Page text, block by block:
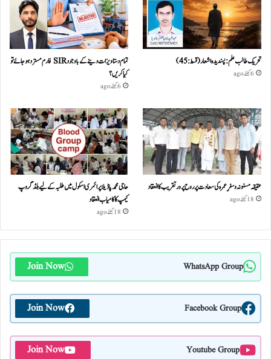
تحریک طالب علم: پسندیدہ اشعار (قسط:45)
6 گھنٹے ago
تمام دستاویزات دینے کے باوجود SIR فارم مسترد ہو جائے تو
کیا کریں؟
6 گھنٹے ago
عقیقہ مسنونہ و سفرِ عمرہ کی سعادت پر روح پرور تقریب کا انعقاد
18 گھنٹے ago
حاجی محمد پاڈیلا پرائمری اسکول میں طلبہ کے لیے بلڈ گروپ
کیمپ کا کامیاب انعقاد
18 گھنٹے ago
WhatsApp Group
Join Now
Facebook Group
Join Now
Youtube Group
Join Now